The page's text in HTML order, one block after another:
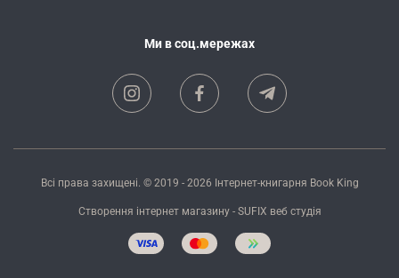
Ми в соц.мережах
Всі права захищені. © 2019 - 2026 Інтернет-книгарня Book King
Створення інтернет магазину- SUFIX веб студія